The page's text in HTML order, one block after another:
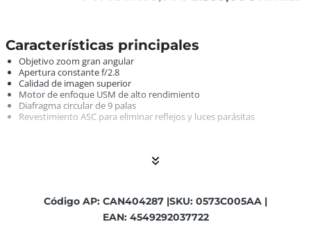
2.699,90€.
Características principales Objetivo zoom gran angular
Características principales
Objetivo zoom gran angular
Apertura constante f/2.8
Calidad de imagen superior
Motor de enfoque USM de alto rendimiento
Diafragma circular de 9 palas
Revestimiento ASC para eliminar reflejos y luces parásitas
Código AP: CAN404287 |SKU: 0573C005AA |
EAN: 4549292037722